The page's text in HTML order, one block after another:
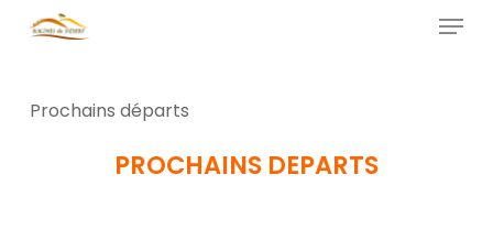
Menu
Prochains départs
PROCHAINS DEPARTS